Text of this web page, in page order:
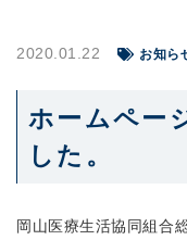
2020.01.22 お知ら
ホームペー
した。
岡山医療生活協同組合